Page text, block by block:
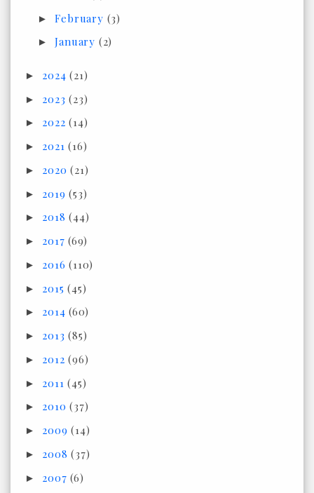
►February (3)
►January (2)
► 2024(21)
► 2023(23)
► 2022(14)
► 2021(16)
► 2020(21)
► 2019(53)
► 2018(44)
► 2017(69)
► 2016(110)
► 2015(45)
► 2014(60)
► 2013(85)
► 2012(96)
► 2011(45)
► 2010(37)
► 2009(14)
► 2008(37)
► 2007(6)